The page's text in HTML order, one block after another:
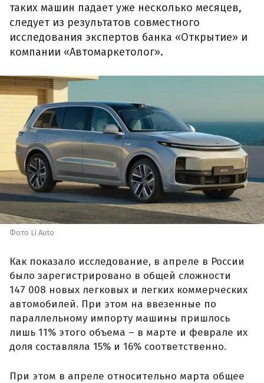
таких машин падает уже несколько месяцев,
следует из результатов совместного
исследования экспертов банка «Открытие» и
компании «Автомаркетолог».
Фото Li Auto
Как показало исследование, в апреле в России
было зарегистрировано в общей сложности
147 008 новых легковых и легких коммерческих
автомобилей. При этом на ввезенные по
параллельному импорту машины пришлось
лишь 11% этого объема – в марте и феврале их
доля составляла 15% и 16% соответственно.
При этом в апреле относительно марта общее